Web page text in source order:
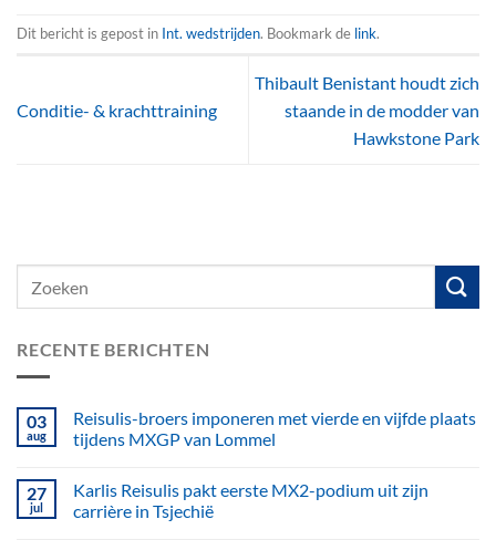
Dit bericht is gepost in Int. wedstrijden. Bookmark de link.
Conditie- & krachttraining
Thibault Benistant houdt zich
staande in de modder van
Hawkstone Park
RECENTE BERICHTEN
03
aug
Reisulis-broers imponeren met vierde en vijfde plaats
tijdens MXGP van Lommel
27
jul
Karlis Reisulis pakt eerste MX2-podium uit zijn
carrière in Tsjechië